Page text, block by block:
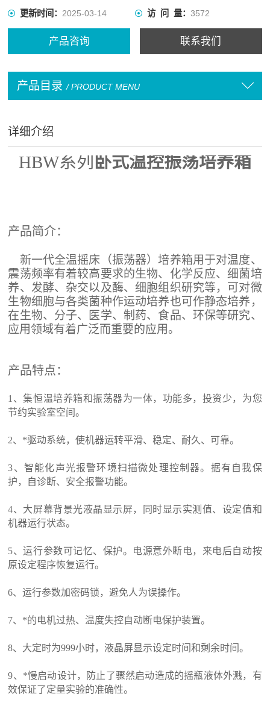
更新时间：2025-03-14 访 问 量： 3572
产品咨询 联系我们
产品目录 / PRODUCT MENU
详细介绍
HBW系列卧式温控振荡培养箱
产品简介：
新一代全温摇床（振荡器）培养箱用于对温度、
震荡频率有着较高要求的生物、化学反应、细菌培
养、发酵、杂交以及酶、细胞组织研究等，可对微
生物细胞与各类菌种作运动培养也可作静态培养，
在生物、分子、医学、制药、食品、环保等研究、
应用领域有着广泛而重要的应用。
产品特点：
1 、集恒温培养箱和振荡器为一体，功能多，投资少，为您
节约实验室空间。
2、*驱动系统，使机器运转平滑、稳定、耐久、可靠。
3、智能化声光报警环境扫描微处理控制器。据有自我保
护，自诊断、安全报警功能。
4、大屏幕背景光液晶显示屏，同时显示实测值、设定值和
机器运行状态。
5、运行参数可记忆、保护。电源意外断电，来电后自动按
原设定程序恢复运行。
6、运行参数加密码锁，避免人为误操作。
7、*的电机过热、温度失控自动断电保护装置。
8、大定时为999小时，液晶屏显示设定时间和剩余时间。
9、*慢启动设计，防止了骤然启动造成的摇瓶液体外溅，有
效保证了定量实验的准确性。